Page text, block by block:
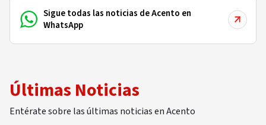
Sigue todas las noticias de Acento en
WhatsApp